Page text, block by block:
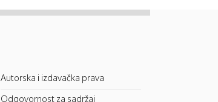
Autorska i izdavačka prava
Odgovornost za sadržaj